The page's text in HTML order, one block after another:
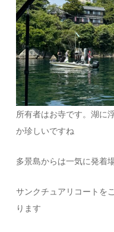
所有者はお寺です。湖に
か珍しいですね
多景島からは一気に発着
サンクチュアリコートを
ります